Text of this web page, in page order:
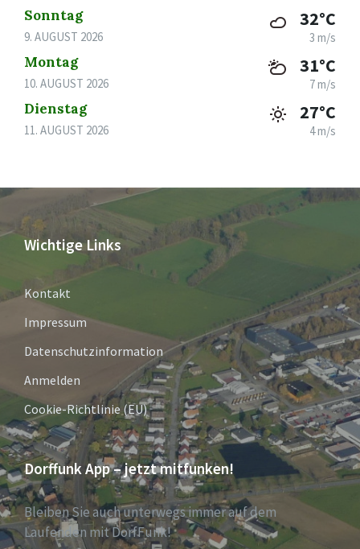
Sonntag
9. AUGUST 2026
32°C
3 m/s
Montag
10. AUGUST 2026
31°C
7 m/s
Dienstag
11. AUGUST 2026
27°C
4 m/s
Wichtige Links
Kontakt
Impressum
Datenschutzinformation
Anmelden
Cookie-Richtlinie (EU)
Dorffunk App – jetzt mitfunken!
Bleiben Sie auch unterwegs immer auf dem
Laufenden mit DorfFunk!